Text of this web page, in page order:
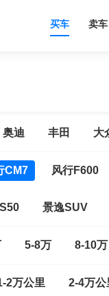
买车 卖车
奥迪 丰田 大
CM7 风行F600
景逸SUV
5-8万 8-10万
2万公里 2-4万公